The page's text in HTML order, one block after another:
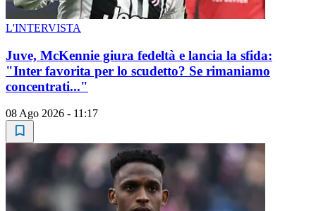
L'INTERVISTA
Juve, McKennie giura fedeltà e lancia la sfida:
"Inter favorita per lo scudetto? Se rimaniamo
concentrati..."
08 Ago 2026 - 11:17